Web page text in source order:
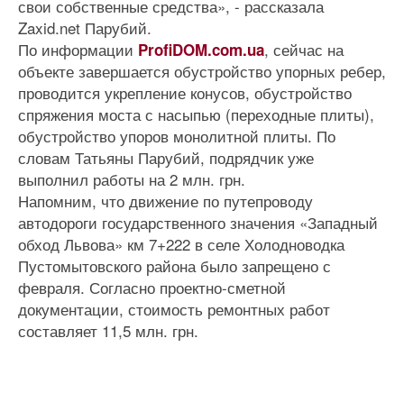
свои собственные средства», - рассказала
Zaxid.net Парубий.
По информации ProfiDOM.com.ua, сейчас на
объекте завершается обустройство упорных ребер,
проводится укрепление конусов, обустройство
спряжения моста с насыпью (переходные плиты),
обустройство упоров монолитной плиты. По
словам Татьяны Парубий, подрядчик уже
выполнил работы на 2 млн. грн.
Напомним, что движение по путепроводу
автодороги государственного значения «Западный
обход Львова» км 7+222 в селе Холодноводка
Пустомытовского района было запрещено с
февраля. Согласно проектно-сметной
документации, стоимость ремонтных работ
составляет 11,5 млн. грн.